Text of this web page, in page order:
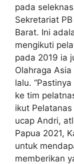
pada
Sekretariat
Barat. Ini
mengikuti
pada 2019 ia
Olahraga
lalu.
ke tim
ikut Pelatanas
ucap Andri,
Papua 2021,
untuk
memberikan